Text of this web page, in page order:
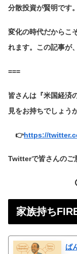
分散投資が賢明です。
変化の時代だからこ
れます。この記事が
===
皆さんは『米国経済
見をお持ちでしょう
👉https://
Twitterで皆さんのご
家族持ち
ば